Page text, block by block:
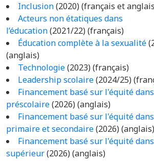
Inclusion(2020) (français et
Acteurs non étatiques dans
l’éducation(2021/22) (français)
Éducation complète à la sexualité
(anglais)
Technologie(2023) (français)
Leadership scolaire(2024/25)
Financement basé sur l'équité
préscolaire(2026) (anglais)
Financement basé sur l'équité
primaire et secondaire(2026) (anglais)
Financement basé sur l'équité
supérieur(2026) (anglais)